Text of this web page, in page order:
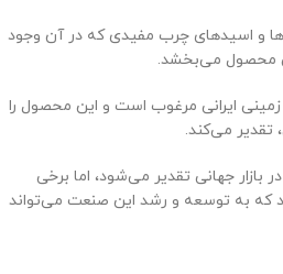
و اسیدهای چرب مفیدی که در آن وجود
محصول می‌بخشد.
زمینی ایرانی مرغوب است و این محصول را
تقدیر می‌کند.
بازار جهانی تقدیر می‌شود، اما برخی
که به توسعه و رشد این صنعت می‌تواند